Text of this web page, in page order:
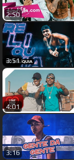
2:50
3:51
4:01
3:16